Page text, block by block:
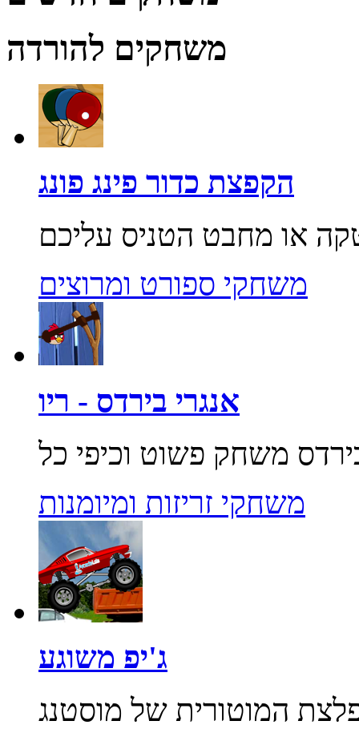
משחקים להורדה
הקפצת כדור פינג פונג
משחקי ספורט ומרוצים
אנגרי בירדס - ריו
משחקי זריזות ומיומנות
ג'יפ משוגע